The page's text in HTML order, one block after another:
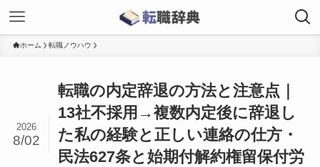
ホーム 転職ノウハウ
転職の内定辞退の方法と注意点｜
13社不採用→複数内定後に辞退し
た私の経験と正しい連絡の仕方・
民法627条と始期付解約権留保付労
2026
8/02